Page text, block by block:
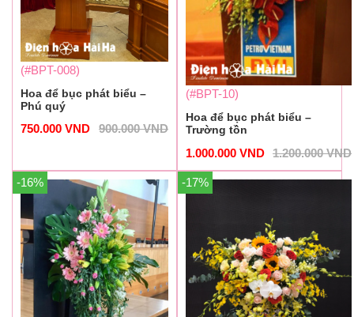
(#BPT-008)
Hoa để bục phát biểu –
Phú quý
900.000VND
750.000 VND
(#BPT-10)
Hoa để bục phát biểu –
Trường tồn
1.200.000VND
1.000.000 VND
-16% -17%